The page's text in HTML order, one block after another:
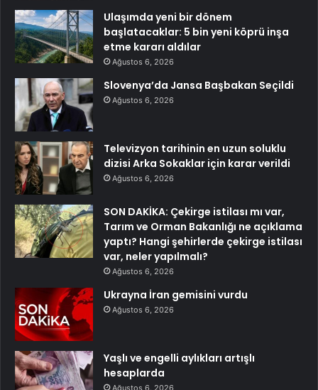
Ulaşımda yeni bir dönem
başlatacaklar: 5 bin yeni köprü inşa
etme kararı aldılar
Ağustos 6, 2026
Slovenya’da Jansa Başbakan Seçildi
Ağustos 6, 2026
Televizyon tarihinin en uzun soluklu
dizisi Arka Sokaklar için karar verildi
Ağustos 6, 2026
SON DAKİKA: Çekirge istilası mı var,
Tarım ve Orman Bakanlığı ne açıklama
yaptı? Hangi şehirlerde çekirge istilası
var, neler yapılmalı?
Ağustos 6, 2026
Ukrayna İran gemisini vurdu
Ağustos 6, 2026
Yaşlı ve engelli aylıkları artışlı
hesaplarda
Ağustos 6, 2026